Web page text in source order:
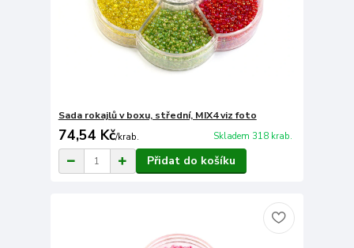
Sada rokajlů v boxu, střední, MIX4 viz foto
74,54 Kč/krab. Skladem 318 krab.
Přidat do košíku